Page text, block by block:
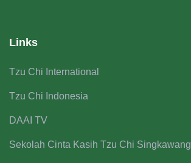
Links
Tzu Chi International
Tzu Chi Indonesia
DAAI TV
Sekolah Cinta Kasih Tzu Chi Singkawang